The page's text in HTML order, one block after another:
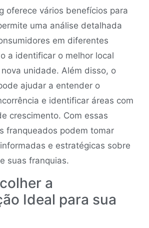
oferece vários benefícios para
uma análise detalhada
em diferentes
a identificar o melhor local
unidade. Além disso, o
ajudar a entender o
e identificar áreas com
crescimento. Com essas
franqueados podem tomar
e estratégicas sobre
suas franquias.
a
Ideal para sua